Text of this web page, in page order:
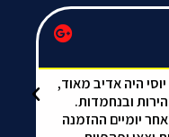
יוסי היה אדיב מאוד,
ובנחמדות.
יומיים ההזמנה